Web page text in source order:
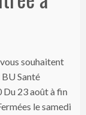
souhaitent
Santé
23 août à fin
le samedi